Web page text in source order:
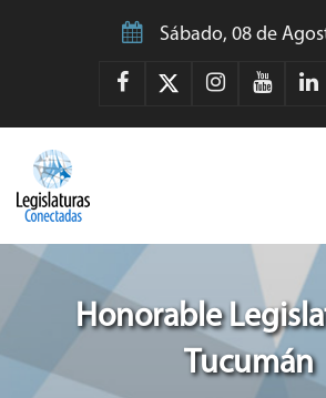
Sábado, 08 de
Honorable
Tucumán